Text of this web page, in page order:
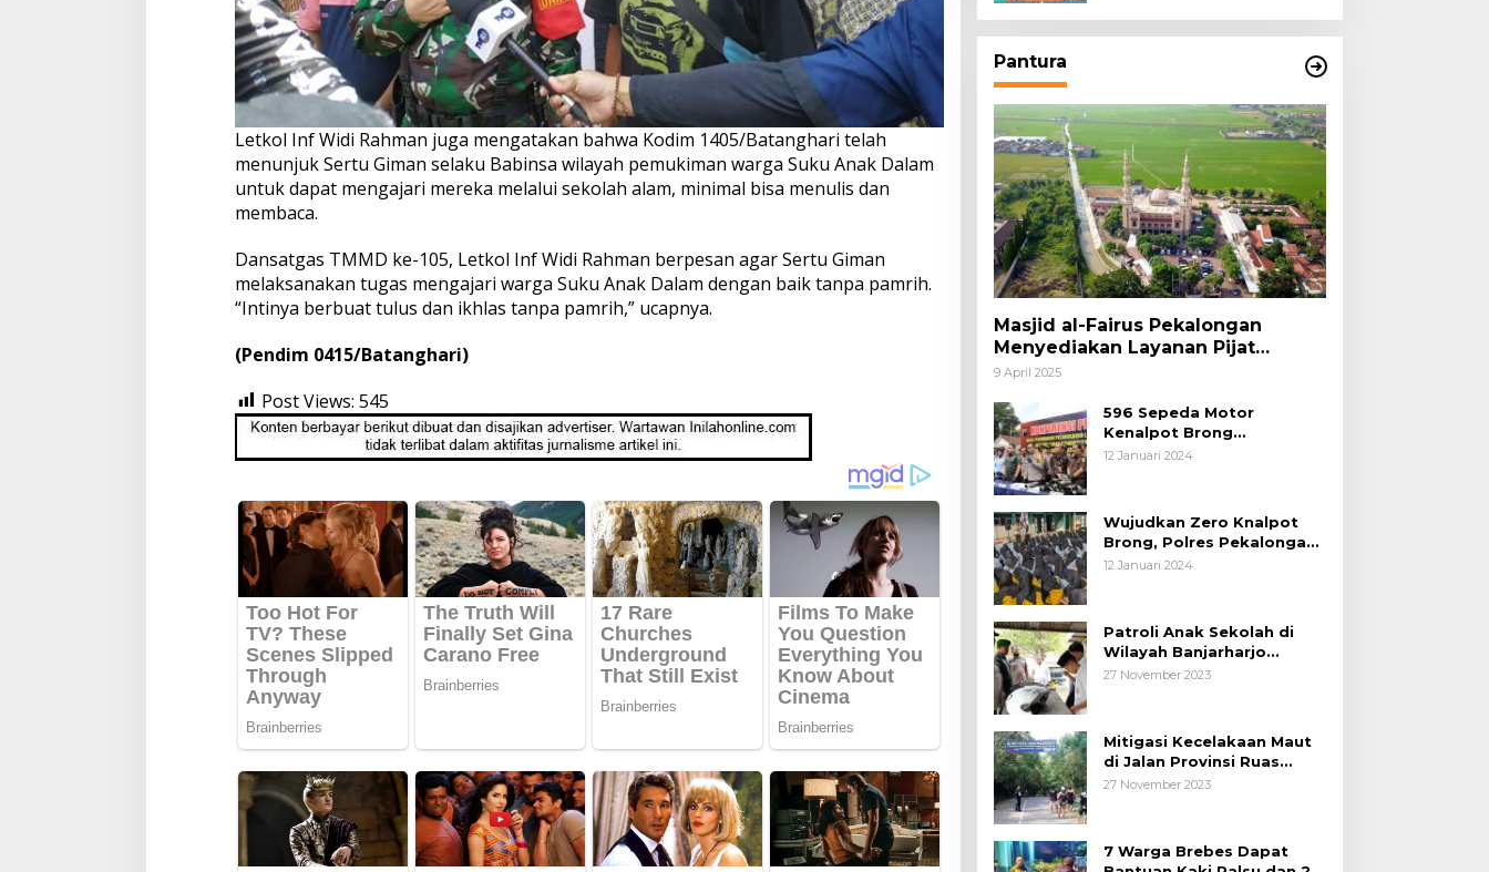
Letkol Inf Widi Rahman juga mengatakan bahwa Kodim 1405/Batanghari telah
menunjuk Sertu Giman selaku Babinsa wilayah pemukiman warga Suku Anak Dalam
untuk dapat mengajari mereka melalui sekolah alam, minimal bisa menulis dan
membaca.
Dansatgas TMMD ke-105, Letkol Inf Widi Rahman berpesan agar Sertu Giman
melaksanakan tugas mengajari warga Suku Anak Dalam dengan baik tanpa pamrih.
“Intinya berbuat tulus dan ikhlas tanpa pamrih,” ucapnya.
(Pendim 0415/Batanghari)
Post Views: 545
Pantura
Masjid al-Fairus Pekalongan
Menyediakan Layanan Pijat
hingga Potong Rambut Gratis bagi
9 April 2025
596 Sepeda Motor
Kenalpot Brong
Diamankan Polres
12 Januari 2024
Wujudkan Zero Knalpot
Brong, Polres Pekalongan
Kota Berikan Edukasi
12 Januari 2024
Patroli Anak Sekolah di
Wilayah Banjarharjo
Brebes
27 November 2023
Mitigasi Kecelakaan Maut
di Jalan Provinsi Ruas
Banjarharjo-Salem
27 November 2023
7 Warga Brebes Dapat